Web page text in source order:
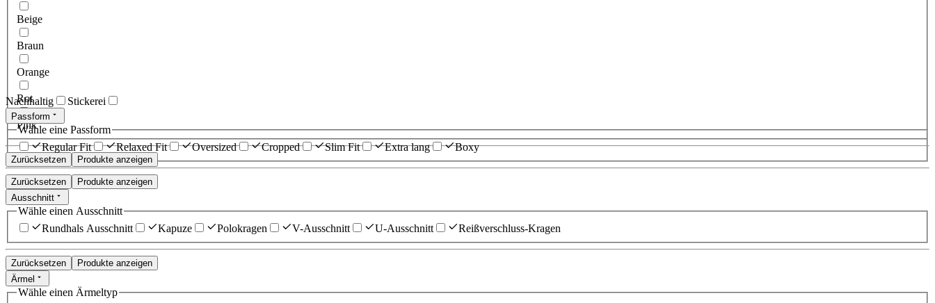
Beige
Braun
Orange
Rot
Pink
Zurücksetzen Produkte anzeigen
Nachhaltig Stickerei
Passform
Wähle eine Passform
Regular Fit
Relaxed Fit Oversized Cropped Slim Fit Extra lang Boxy
Zurücksetzen
Produkte anzeigen
Ausschnitt
Wähle einen Ausschnitt
Rundhals Ausschnitt
Kapuze Polokragen V-Ausschnitt U-Ausschnitt Reißverschluss-Kragen
Zurücksetzen
Produkte anzeigen
Ärmel
Wähle einen Ärmeltyp